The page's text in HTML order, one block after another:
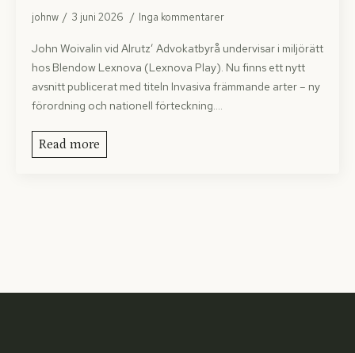
johnw 3 juni 2026 Inga kommentarer
John Woivalin vid Alrutz’ Advokatbyrå undervisar i miljörätt
hos Blendow Lexnova (Lexnova Play). Nu finns ett nytt
avsnitt publicerat med titeln Invasiva främmande arter – ny
förordning och nationell förteckning.…
Read more